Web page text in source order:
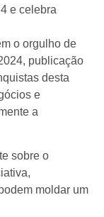
o orgulho de
publicação
desta
e
a
sobre o
moldar um